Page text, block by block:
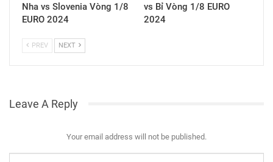
Nha vs Slovenia Vòng 1/8
EURO 2024
vs Bỉ Vòng 1/8 EURO
2024
PREV NEXT
Leave A Reply
Your email address will not be published.